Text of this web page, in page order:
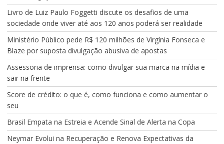
Livro de Luiz Paulo Foggetti discute os desafios de uma
sociedade onde viver até aos 120 anos poderá ser realidade
Ministério Público pede R$ 120 milhões de Virgínia Fonseca e
Blaze por suposta divulgação abusiva de apostas
Assessoria de imprensa: como divulgar sua marca na mídia e
sair na frente
Score de crédito: o que é, como funciona e como aumentar o
seu
Brasil Empata na Estreia e Acende Sinal de Alerta na Copa
Neymar Evolui na Recuperação e Renova Expectativas da